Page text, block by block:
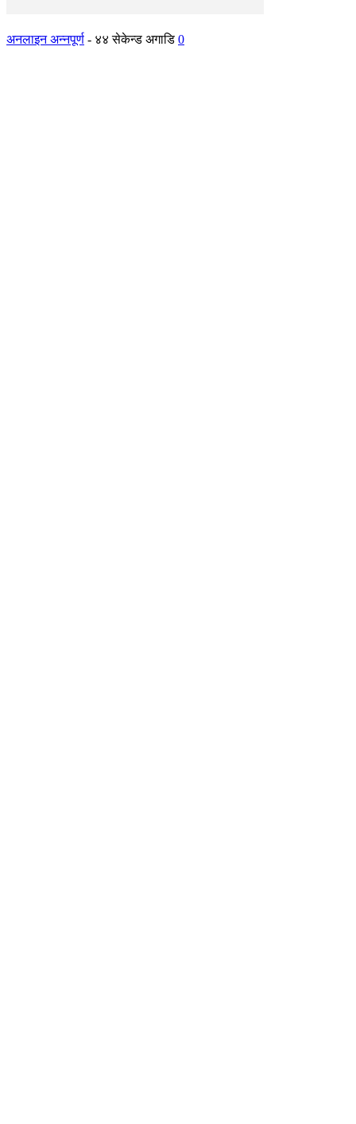
अनलाइन अन्नपूर्ण - ४४ सेकेन्ड अगाडि 0